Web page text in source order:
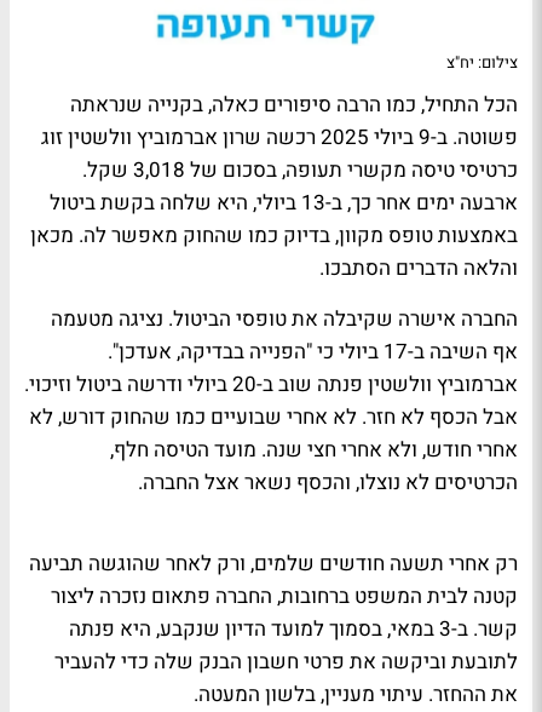
צילום: יח"צ
הכל התחיל, כמו הרבה סיפורים כאלה, בקנייה שנראתה
פשוטה. ב-9 ביולי 2025 רכשה שרון אברמוביץ וולשטין זוג
כרטיסי טיסה מקשרי תעופה, בסכום של 3,018 שקל.
ארבעה ימים אחר כך, ב-13 ביולי, היא שלחה בקשת ביטול
באמצעות טופס מקוון, בדיוק כמו שהחוק מאפשר לה. מכאן
והלאה הדברים הסתבכו.
החברה אישרה שקיבלה את טופסי הביטול. נציגה מטעמה
אף השיבה ב-17 ביולי כי "הפנייה בבדיקה, אעדכן".
אברמוביץ וולשטין פנתה שוב ב-20 ביולי ודרשה ביטול וזיכוי.
אבל הכסף לא חזר. לא אחרי שבועיים כמו שהחוק דורש, לא
אחרי חודש, ולא אחרי חצי שנה. מועד הטיסה חלף,
הכרטיסים לא נוצלו, והכסף נשאר אצל החברה.
רק אחרי תשעה חודשים שלמים, ורק לאחר שהוגשה תביעה
קטנה לבית המשפט ברחובות, החברה פתאום נזכרה ליצור
קשר. ב-3 במאי, בסמוך למועד הדיון שנקבע, היא פנתה
לתובעת וביקשה את פרטי חשבון הבנק שלה כדי להעביר
את ההחזר. עיתוי מעניין, בלשון המעטה.